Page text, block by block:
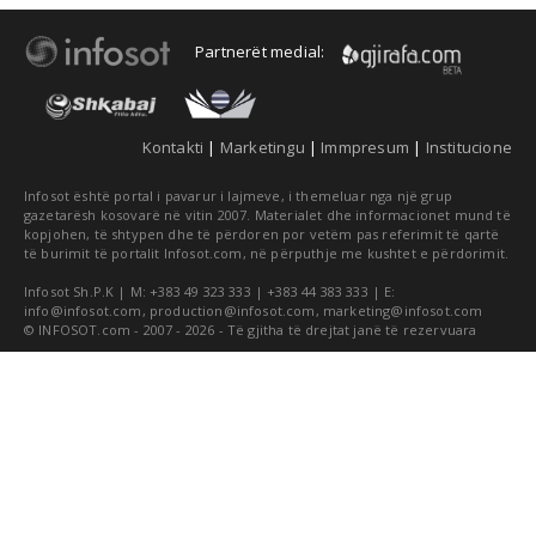
Partnerët medial:
Kontakti | Marketingu | Immpresum | Institucione
Infosot është portal i pavarur i lajmeve, i themeluar nga një grup
gazetarësh kosovarë në vitin 2007. Materialet dhe informacionet mund të
kopjohen, të shtypen dhe të përdoren por vetëm pas referimit të qartë
të burimit të portalit Infosot.com, në përputhje me kushtet e përdorimit.
Infosot Sh.P.K | M: +383 49 323 333 | +383 44 383 333 | E:
info@infosot.com , production@infosot.com , marketing@infosot.com
© INFOSOT.com - 2007 - 2026 - Të gjitha të drejtat janë të rezervuara